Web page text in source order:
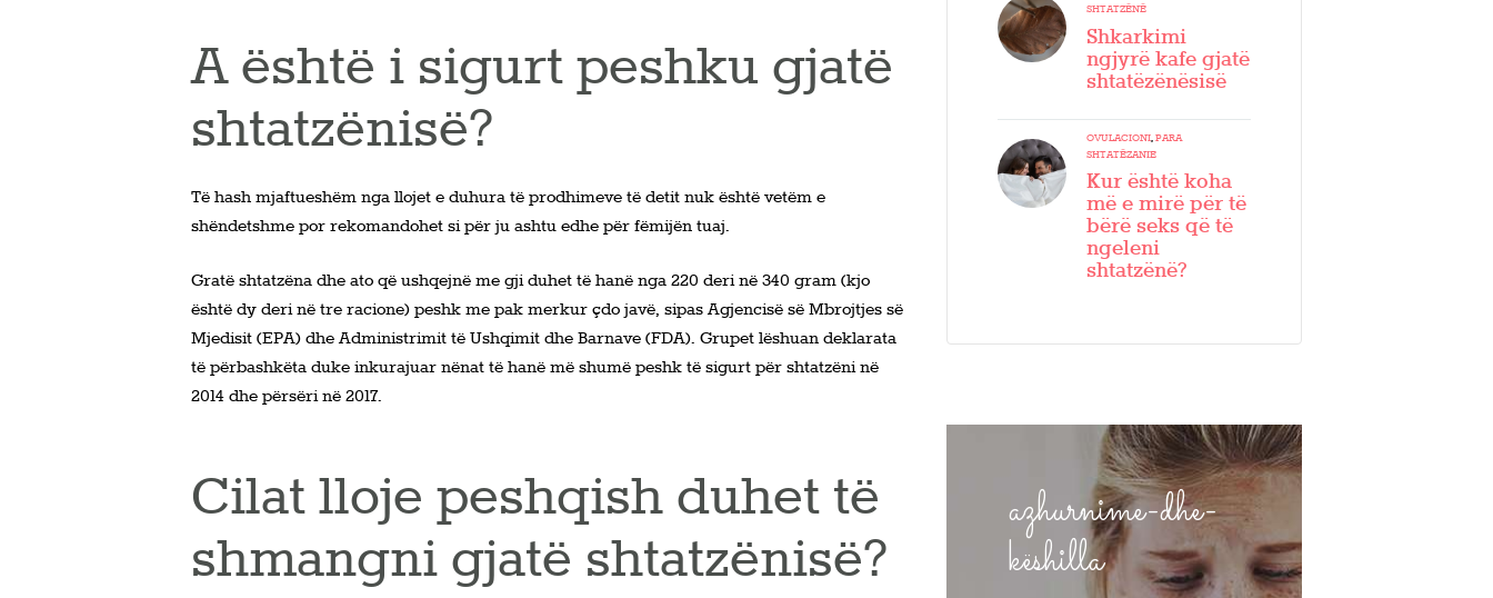
A është i sigurt peshku gjatë
shtatzënisë?
Të hash mjaftueshëm nga llojet e duhura të prodhimeve të detit nuk është vetëm e
shëndetshme por rekomandohet si për ju ashtu edhe për fëmijën tuaj.
Gratë shtatzëna dhe ato që ushqejnë me gji duhet të hanë nga 220 deri në 340 gram (kjo
është dy deri në tre racione) peshk me pak merkur çdo javë, sipas Agjencisë së Mbrojtjes së
Mjedisit (EPA) dhe Administrimit të Ushqimit dhe Barnave (FDA). Grupet lëshuan deklarata
të përbashkëta duke inkurajuar nënat të hanë më shumë peshk të sigurt për shtatzëni në
2014 dhe përsëri në 2017.
Cilat lloje peshqish duhet të
shmangni gjatë shtatzënisë?
SHTATZËNË
Shkarkimi
ngjyrë kafe gjatë
shtatëzënësisë
OVULACIONI,PARA
SHTATËZANIE
Kur është koha
më e mirë për të
bërë seks që të
ngeleni
shtatzënë?
azhurnime-dhe-
këshilla